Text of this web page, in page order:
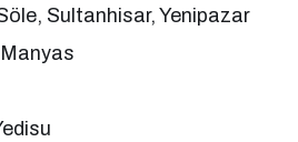
Sultanhisar, Yenipazar